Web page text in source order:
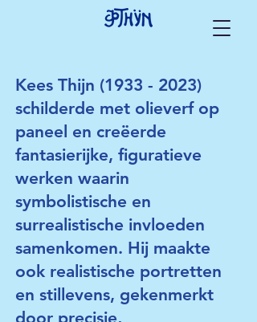
Kees Thijn (1933 - 2023)
schilderde met olieverf op
paneel en creëerde
fantasierijke, figuratieve
werken waarin
symbolistische en
surrealistische invloeden
samenkomen. Hij maakte
ook realistische portretten
en stillevens, gekenmerkt
door precisie,